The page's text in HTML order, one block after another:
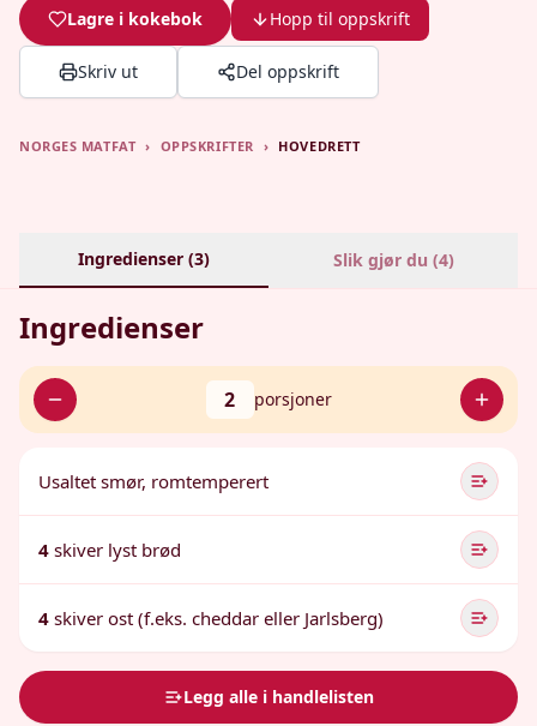
Lagre i kokebok Hopp til oppskrift
Skriv ut Del oppskrift
NORGES MATFAT › OPPSKRIFTER › HOVEDRETT
Ingredienser (3) Slik gjør du (4)
Ingredienser
2 porsjoner
Usaltet smør, romtemperert
4 skiver lyst brød
4 skiver ost (f.eks. cheddar eller Jarlsberg)
Legg alle i handlelisten